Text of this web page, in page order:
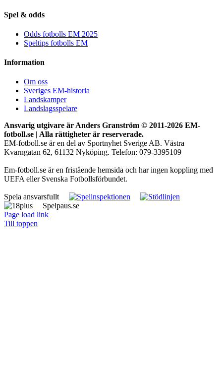
Spel & odds
Odds fotbolls EM 2025
Speltips fotbolls EM
Information
Om oss
Sveriges EM-historia
Landskamper
Landslagsspelare
Ansvarig utgivare är Anders Granström © 2011-2026 EM-
fotboll.se | Alla rättigheter är reserverade.
EM-fotboll.se är en del av Sportnyhet Sverige AB. Västra
Kvarngatan 62, 61132 Nyköping. Telefon: 079-3395109
Em-fotboll.se är en fristående hemsida och har ingen koppling med
UEFA eller Svenska Fotbollsförbundet.
Spela ansvarsfullt
Spelpaus.se
Page load link
Till toppen